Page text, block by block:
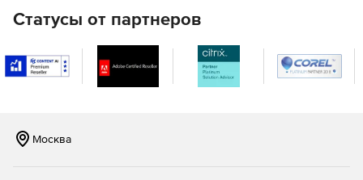
отмены / повтора, функциональности буфера обмена,
экспорта изображений и печати.
Плавные изменения в анимации и «магнитные»
Все возможности взаимодействия легко
Статусы от партнеров
Москва